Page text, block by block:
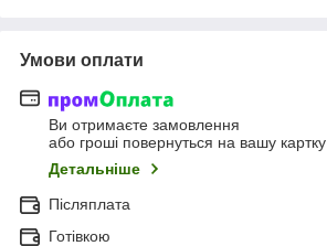
Умови оплати
Ви отримаєте замовлення
або гроші повернуться на вашу картку
Детальніше
Післяплата
Готівкою